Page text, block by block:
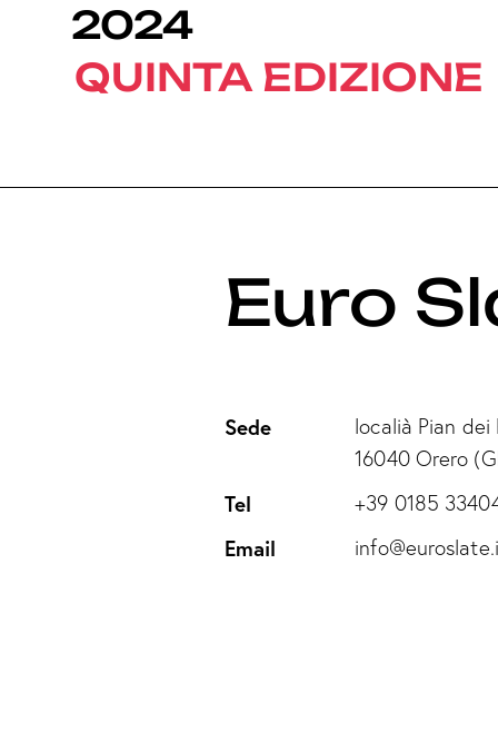
2024
QUINTA EDIZIONE
Euro
Sede
localià Pian dei
16040 Orero
Tel +39 0185
Email